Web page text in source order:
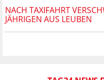
NACH TAXIFAHRT
JÄHRIGEN AUS LEUBEN